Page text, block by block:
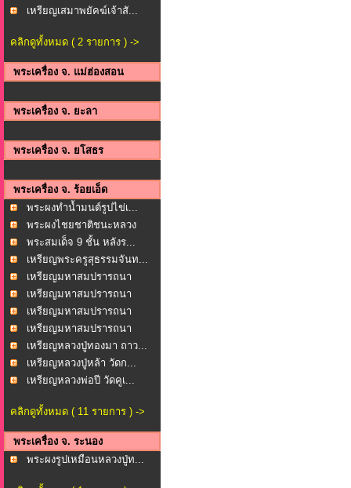
เหรียญเสมาพยัคฆ์เจ้าสั...
คลิกดูทั้งหมด ( 2 รายการ ) ->
พระเครื่อง จ. แม่ฮ่องสอน
พระเครื่อง จ. ยะลา
พระเครื่อง จ. ยโสธร
พระเครื่อง จ. ร้อยเอ็ด
พระผงทำน้ำมนต์รูปไข่เ...
พระผงไชยชาติชนะหลวง
พ่อ... พระสมเด็จ 9 ชั้น หลังร...
เหรียญพระครูสุธรรมจันท...
เหรียญมหาสมปรารถนา
หลวง...เหรียญมหาสมปรารถนา
หลวง...เหรียญมหาสมปรารถนา
หลวง...เหรียญมหาสมปรารถนา
หลวง...เหรียญหลวงปู่ทองมา ถาว...
เหรียญหลวงปู่หล้า วัดก...
เหรียญหลวงพ่อปี วัดคูเ...
คลิกดูทั้งหมด ( 11 รายการ ) ->
พระเครื่อง จ. ระนอง
พระผงรูปเหมือนหลวงปู่ท...